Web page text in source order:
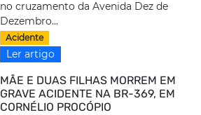
no cruzamento da Avenida Dez de
Dezembro...
Acidente
Ler artigo
MÃE E DUAS FILHAS MORREM EM
GRAVE ACIDENTE NA BR-369, EM
CORNÉLIO PROCÓPIO